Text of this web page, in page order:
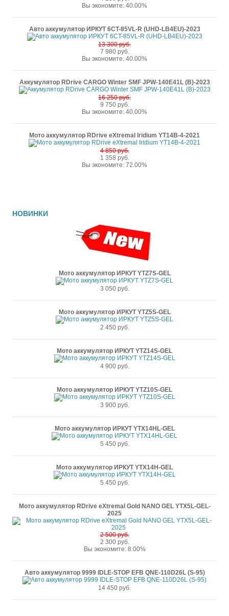
Вы экономите: 40.00%
Авто аккумулятор ИРКУТ 6CT-85VL-R (UHD-LB4EU)-2023
13 300 руб.
7 980 руб.
Вы экономите: 40.00%
Аккумулятор RDrive CARGO Winter SMF JPW-140E41L (B)-2023
16 250 руб.
9 750 руб.
Вы экономите: 40.00%
Мото аккумулятор RDrive eXtremal Iridium YT14B-4-2021
4 850 руб.
1 358 руб.
Вы экономите: 72.00%
НОВИНКИ
Мото аккумулятор ИРКУТ YTZ7S-GEL
3 050 руб.
Мото аккумулятор ИРКУТ YTZ5S-GEL
2 450 руб.
Мото аккумулятор ИРКУТ YTZ14S-GEL
4 900 руб.
Мото аккумулятор ИРКУТ YTZ10S-GEL
3 900 руб.
Мото аккумулятор ИРКУТ YTX14HL-GEL
5 450 руб.
Мото аккумулятор ИРКУТ YTX14H-GEL
5 450 руб.
Мото аккумулятор RDrive eXtremal Gold NANO GEL YTX5L-GEL-
2025
2 500 руб.
2 300 руб.
Вы экономите: 8.00%
Авто аккумулятор 9999 IDLE-STOP EFB QNE-110D26L (S-95)
14 450 руб.